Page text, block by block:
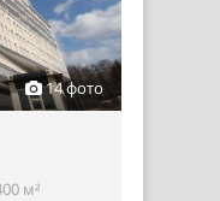
14 фото
м²